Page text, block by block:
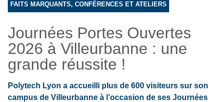
FAITS MARQUANTS, CONFÉRENCES ET ATELIERS
Journées Portes Ouvertes
2026 à Villeurbanne : une
grande réussite !
Polytech Lyon a accueilli plus de 600 visiteurs sur son
campus de Villeurbanne à l’occasion de ses Journées